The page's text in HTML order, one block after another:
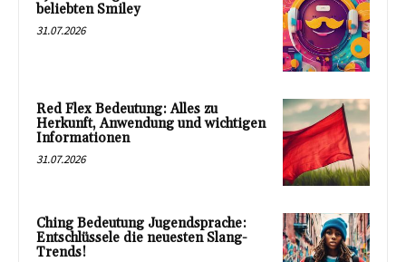
beliebten Smiley
31.07.2026
Red Flex Bedeutung: Alles zu
Herkunft, Anwendung und wichtigen
Informationen
31.07.2026
Ching Bedeutung Jugendsprache:
Entschlüssele die neuesten Slang-
Trends!